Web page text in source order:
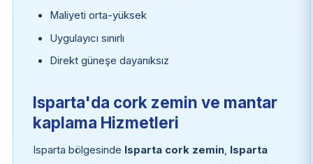
Maliyeti orta-yüksek
Uygulayıcı sınırlı
Direkt güneşe dayanıksız
Isparta'da cork zemin ve mantar
kaplama Hizmetleri
Isparta bölgesinde Isparta cork zemin, Isparta